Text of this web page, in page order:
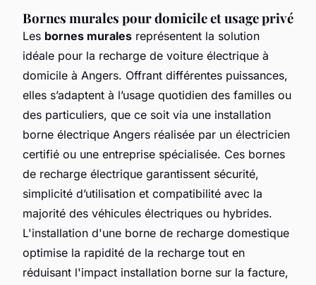
Bornes murales pour domicile et usage privé
Les bornes murales représentent la solution
idéale pour la recharge de voiture électrique à
domicile à Angers. Offrant différentes puissances,
elles s’adaptent à l’usage quotidien des familles ou
des particuliers, que ce soit via une installation
borne électrique Angers réalisée par un électricien
certifié ou une entreprise spécialisée. Ces bornes
de recharge électrique garantissent sécurité,
simplicité d’utilisation et compatibilité avec la
majorité des véhicules électriques ou hybrides.
L'installation d'une borne de recharge domestique
optimise la rapidité de la recharge tout en
réduisant l'impact installation borne sur la facture,